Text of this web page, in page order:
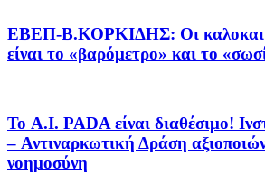
EΒΕΠ-Β.ΚΟΡΚΙΔΗΣ: Οι
είναι το «βαρόμετρο» και το
Το A.I. PADA είναι διαθέσιμο!
– Αντιναρκωτική Δράση
νοημοσύνη